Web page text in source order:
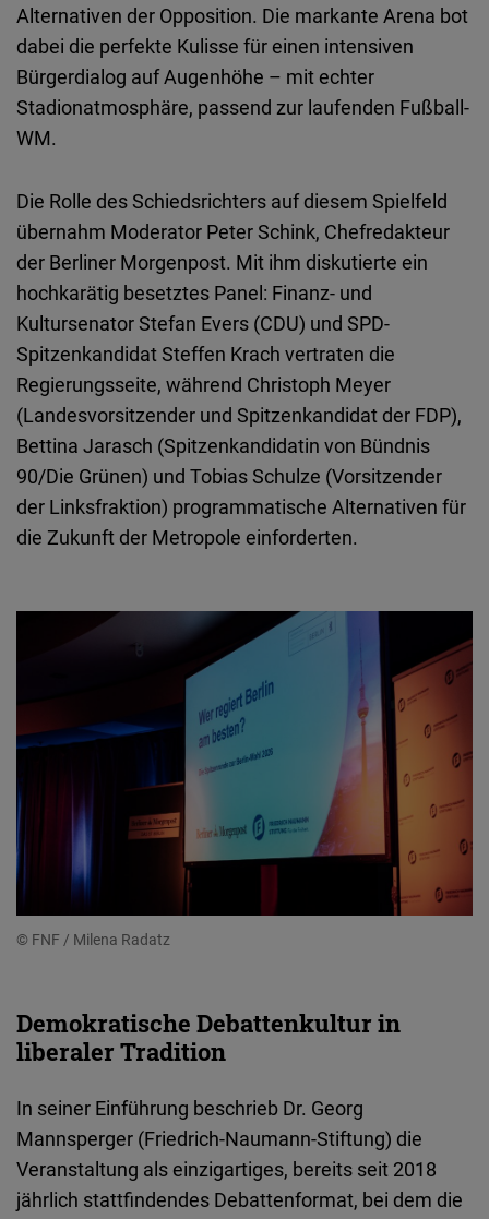
Alternativen der Opposition. Die markante Arena bot
dabei die perfekte Kulisse für einen intensiven
Bürgerdialog auf Augenhöhe – mit echter
Stadionatmosphäre, passend zur laufenden Fußball-
WM.
Die Rolle des Schiedsrichters auf diesem Spielfeld
übernahm Moderator Peter Schink, Chefredakteur
der Berliner Morgenpost. Mit ihm diskutierte ein
hochkarätig besetztes Panel: Finanz- und
Kultursenator Stefan Evers (CDU) und SPD-
Spitzenkandidat Steffen Krach vertraten die
Regierungsseite, während Christoph Meyer
(Landesvorsitzender und Spitzenkandidat der FDP),
Bettina Jarasch (Spitzenkandidatin von Bündnis
90/Die Grünen) und Tobias Schulze (Vorsitzender
der Linksfraktion) programmatische Alternativen für
die Zukunft der Metropole einforderten.
© FNF / Milena Radatz
Demokratische Debattenkultur in
liberaler Tradition
In seiner Einführung beschrieb Dr. Georg
Mannsperger (Friedrich-Naumann-Stiftung) die
Veranstaltung als einzigartiges, bereits seit 2018
jährlich stattfindendes Debattenformat, bei dem die
Flickr
Embed
Newsletter2go
Podigee
Embed
D.Vinci
Embed
Typeform
Embed